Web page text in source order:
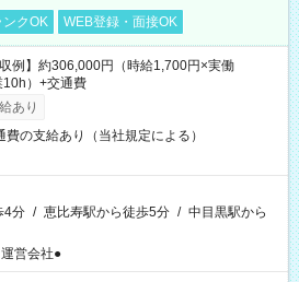
ンクOK WEB登録・面接OK
例】約306,000円（時給1,700円×実働
）+交通費
あり
費の支給あり（当社規定による）
4分 / 恵比寿駅から徒歩5分 / 中目黒駅から
営会社●